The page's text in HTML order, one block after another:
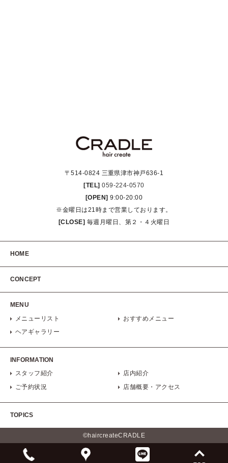
〒514-0824 三重県津市神戸636-1
[TEL] 059-224-0570
[OPEN] 9:00-20:00
※金曜日は21時まで営業しております。
[CLOSE] 毎週月曜日、第２・４火曜日
HOME
CONCEPT
MENU
メニューリスト
おすすめメニュー
ヘアギャラリー
INFORMATION
スタッフ紹介
店内紹介
ご予約状況
店舗概要・アクセス
TOPICS
©haircreateCRADLE